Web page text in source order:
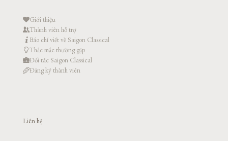
Giới thiệu
Thành viên hỗ trợ
Báo chí viết về Saigon Classical
Thắc mắc thường gặp
Đối tác Saigon Classical
Đăng ký thành viên
Liên hệ